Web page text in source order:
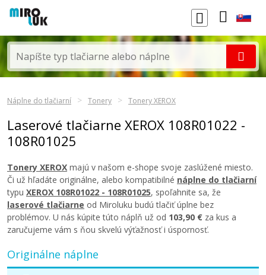
Náplne do tlačiarní Tonery Tonery XEROX
Laserové tlačiarne XEROX 108R01022 -
108R01025
Tonery XEROX majú v našom e-shope svoje zaslúžené miesto.
Či už hľadáte originálne, alebo kompatibilné náplne do tlačiarní
typu XEROX 108R01022 - 108R01025, spoľahnite sa, že
laserové tlačiarne od Miroluku budú tlačiť úplne bez
problémov. U nás kúpite túto náplň už od 103,90 € za kus a
zaručujeme vám s ňou skvelú výťažnosť i úspornosť.
Originálne náplne